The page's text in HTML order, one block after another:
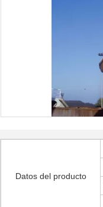
Datos del producto